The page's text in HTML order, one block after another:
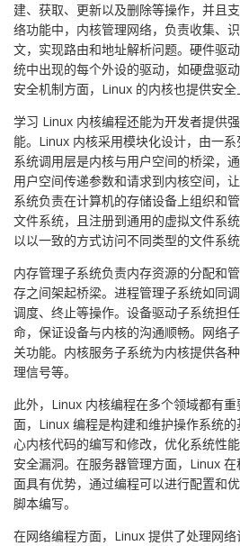
建、获取、更新以及删除等操作，并且
络功能中，内核管理网络，负责收集、
文，实现路由和地址解析问题。硬件驱
统中出现的每个外设的驱动，如硬盘驱
安全机制方面，Linux 的内核也提供安全
学习 Linux 内核编程还能为开发者提供
能。Linux 内核采用模块化设计，由一
系统调用层是内核与用户空间的桥梁，
用户空间传递参数和请求到内核空间，
系统负责在计算机的存储设备上组织和
文件系统，且注册到通用的虚拟文件系
以以一致的方式访问不同类型的文件系统
内存管理子系统负责内存资源的分配和
存之间架起桥梁。进程管理子系统如同
调度、终止等操作。设备驱动子系统担
命，保证设备与内核的沟通顺畅。网络
关功能。内核服务子系统为内核提供各
理信号等。
此外，Linux 内核编程在多个领域都有
面，Linux 编程是构建和维护操作系统
心内核代码的编写和修改，优化系统性
安全漏洞。在服务器管理方面，Linux
面具有优势，通过编程可以进行配置和
脚本编写。
在网络编程方面，Linux 提供了处理网